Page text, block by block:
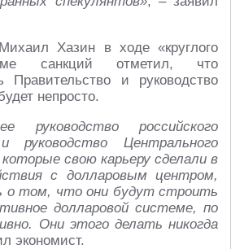
Хазин в ходе «круглого
санкций отметил, что
Правительство и руководство
непросто.
руководство российского
руководство Центрального
свою карьеру сделали в
с долларовым центром,
о том, что они будут строить
долларовой системе, по
Они этого делать никогда
экономист.